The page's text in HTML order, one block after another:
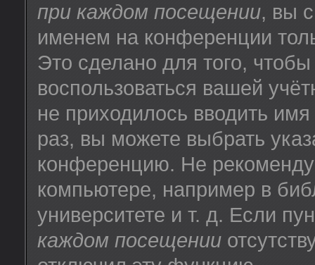
при каждом посещении, вы
именем на конференции
Это сделано для того,
воспользоваться вашей
не приходилось вводить
раз, вы можете выбрать
конференцию. Не
компьютере, например в
университете и т. д. Если
каждом посещении